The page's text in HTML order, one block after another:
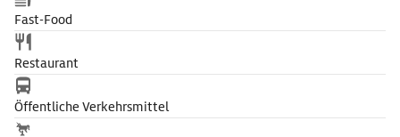
Fast-Food
Restaurant
Öffentliche Verkehrsmittel